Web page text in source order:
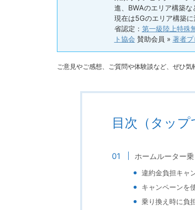
進、BWAのエリア構築な
現在は5Gのエリア構築
省認定： 第一級陸上特殊
ト協会 賛助会員 » 著者
ご意見やご感想、ご質問や体験談など、ぜひ気
目次（タップ
ホームルーター
違約金負担キャ
キャンペーンを
乗り換え時に負